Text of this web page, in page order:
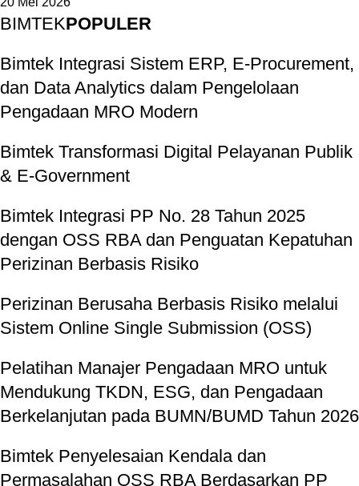
BIMTEKPOPULER
Bimtek Integrasi Sistem ERP, E-Procurement,
dan Data Analytics dalam Pengelolaan
Pengadaan MRO Modern
Bimtek Transformasi Digital Pelayanan Publik
& E-Government
Bimtek Integrasi PP No. 28 Tahun 2025
dengan OSS RBA dan Penguatan Kepatuhan
Perizinan Berbasis Risiko
Perizinan Berusaha Berbasis Risiko melalui
Sistem Online Single Submission (OSS)
Pelatihan Manajer Pengadaan MRO untuk
Mendukung TKDN, ESG, dan Pengadaan
Berkelanjutan pada BUMN/BUMD Tahun 2026
Bimtek Penyelesaian Kendala dan
Permasalahan OSS RBA Berdasarkan PP